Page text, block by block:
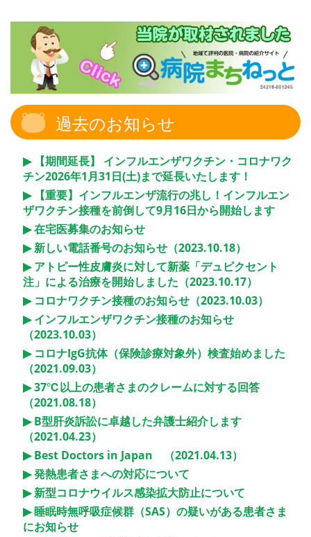
過去のお知らせ
【期間延長】 インフルエンザワクチン・コロナワク
チン2026年1月31日(土)まで延長いたします！
【重要】インフルエンザ流行の兆し！インフルエン
ザワクチン接種を前倒して9月16日から開始します
在宅医募集のお知らせ
新しい電話番号のお知らせ（2023.10.18）
アトピー性皮膚炎に対して新薬「デュピクセント
注」による治療を開始しました（2023.10.17）
コロナワクチン接種のお知らせ（2023.10.03）
インフルエンザワクチン接種のお知らせ
（2023.10.03）
コロナIgG抗体（保険診療対象外）検査始めました
（2021.09.03）
37℃以上の患者さまのクレームに対する回答
（2021.08.18）
B型肝炎訴訟に卓越した弁護士紹介します
（2021.04.23）
Best Doctors in Japan （2021.04.13）
発熱患者さまへの対応について
新型コロナウイルス感染拡大防止について
睡眠時無呼吸症候群（SAS）の疑いがある患者さま
にお知らせ